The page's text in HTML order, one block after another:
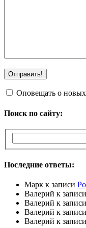
Оповещать о
Поиск по сайту:
Последние ответы:
Марк к записи
Валерий к записи
Валерий к записи
Валерий к записи
Валерий к записи